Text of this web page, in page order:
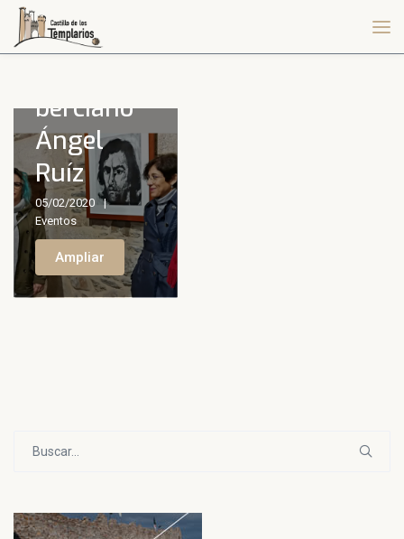
berciano
Ángel
Ruíz
05/02/2020
Eventos
Ampliar